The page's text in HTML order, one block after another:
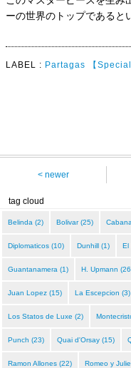
ーの世界のトップであると
LABEL : Partagas 【Special
< newer
tag cloud
Belinda (2) Bolivar (25)
Diplomaticos (10) Dunhill (1) El
Guantanamera (1) H. Upmann
Juan Lopez (15) La Escepcion (3)
Los Statos de Luxe (2)
Punch (23) Quai d'Orsay (15)
Ramon Allones (22) Romeo y